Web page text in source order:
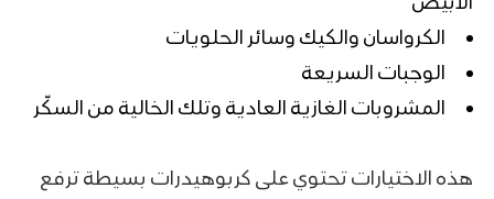
الكرواسان والكيك وسائر الحلويات
الوجبات السريعة
المشروبات الغازية العادية وتلك الخالية من السكّر
هذه الاختيارات تحتوي على كربوهيدرات بسيطة ترفع